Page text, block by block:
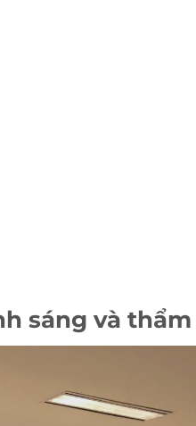
sáng và